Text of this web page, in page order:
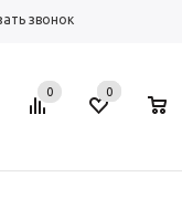
звонок
0 0